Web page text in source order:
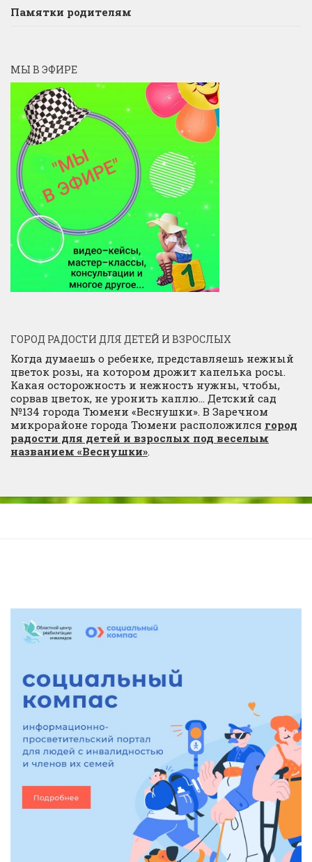
Памятки родителям
МЫ В ЭФИРЕ
ГОРОД РАДОСТИ ДЛЯ ДЕТЕЙ И ВЗРОСЛЫХ
Когда думаешь о ребенке, представляешь нежный
цветок розы, на котором дрожит капелька росы.
Какая осторожность и нежность нужны, чтобы,
сорвав цветок, не уронить каплю… Детский сад
№134 города Тюмени «Веснушки». В Заречном
микрорайоне города Тюмени расположился город
радости для детей и взрослых под веселым
названием «Веснушки».